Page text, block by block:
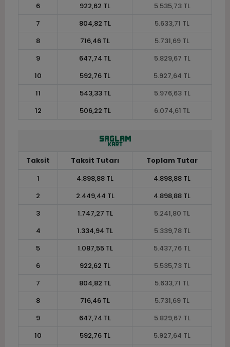
6
922,62 TL
5.535,73 TL
7
804,82 TL
5.633,71 TL
8
716,46 TL
5.731,69 TL
9
647,74 TL
5.829,67 TL
10
592,76 TL
5.927,64 TL
11
543,33 TL
5.976,63 TL
12
506,22 TL 6.074,61 TL
Taksit Taksit Tutarı
Toplam Tutar
1
4.898,88 TL
4.898,88 TL
2
2.449,44 TL
4.898,88 TL
3
1.747,27 TL
5.241,80 TL
4
1.334,94 TL
5.339,78 TL
5
1.087,55 TL
5.437,76 TL
6
922,62 TL
5.535,73 TL
7
804,82 TL
5.633,71 TL
8
716,46 TL
5.731,69 TL
9
647,74 TL
5.829,67 TL
10
592,76 TL
5.927,64 TL